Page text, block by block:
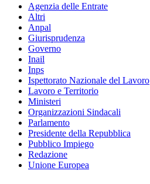
Agenzia delle Entrate
Altri
Anpal
Giurisprudenza
Governo
Inail
Inps
Ispettorato Nazionale del Lavoro
Lavoro e Territorio
Ministeri
Organizzazioni Sindacali
Parlamento
Presidente della Repubblica
Pubblico Impiego
Redazione
Unione Europea